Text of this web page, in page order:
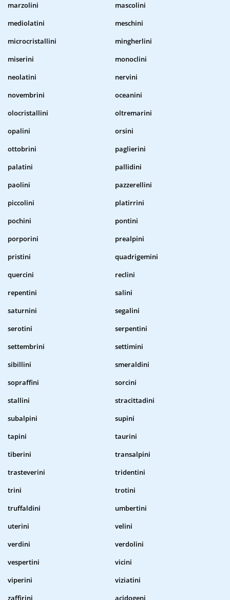
marzolini
mascolini
mediolatini
meschini
microcristallini
mingherlini
miserini
monoclini
neolatini
nervini
novembrini
oceanini
olocristallini
oltremarini
opalini
orsini
ottobrini
paglierini
palatini
pallidini
paolini
pazzerellini
piccolini
platirrini
pochini
pontini
porporini
prealpini
pristini
quadrigemini
quercini
reclini
repentini
salini
saturnini
segalini
serotini
serpentini
settembrini
settimini
sibillini
smeraldini
sopraffini
sorcini
stallini
stracittadini
subalpini
supini
tapini
taurini
tiberini
transalpini
trasteverini
tridentini
trini
trotini
truffaldini
umbertini
uterini
velini
verdini
verdolini
vespertini
vicini
viperini
viziatini
zaffirini
acidogeni